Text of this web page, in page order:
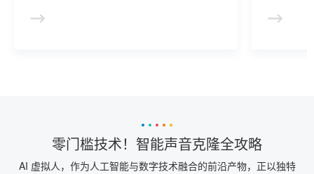
零门槛技术！智能声音克隆全攻略
AI 虚拟人，作为人工智能与数字技术融合的前沿产物，正以独特